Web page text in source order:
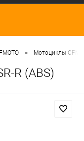
• Мотоциклы
R (ABS)